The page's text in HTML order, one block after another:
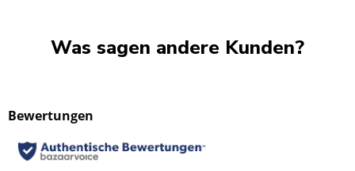
Was sagen andere Kunden?